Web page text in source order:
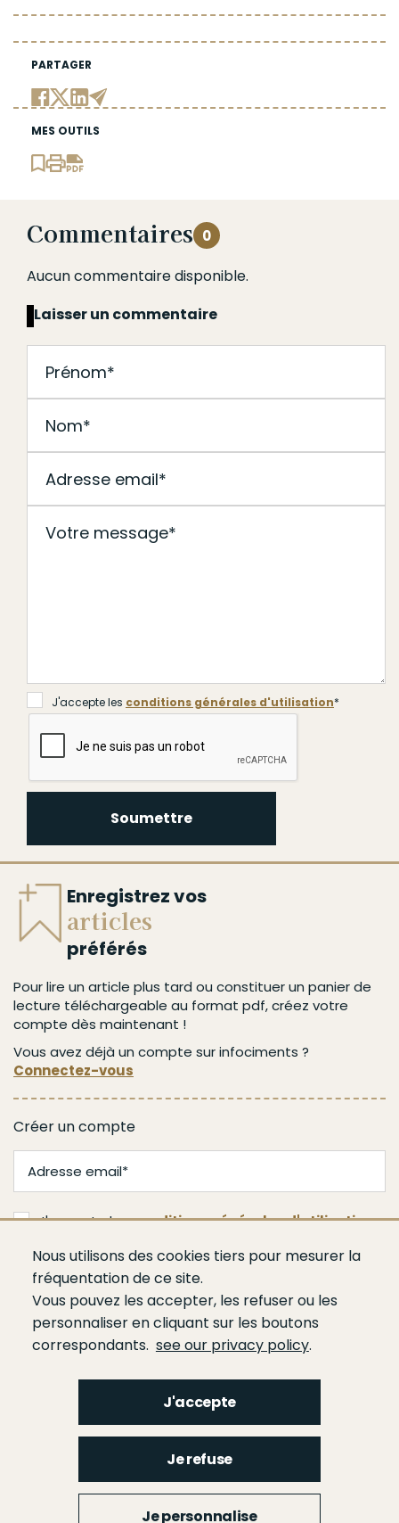
Nous utilisons des cookies tiers pour mesurer la
fréquentation de ce site.
Vous pouvez les accepter, les refuser ou les
personnaliser en cliquant sur les boutons
correspondants. see our privacy policy.
J'accepte
Je refuse
Je personnalise
PARTAGER
MES OUTILS
Commentaires 0
Aucun commentaire disponible.
Laisser un commentaire
J'accepte les conditions générales d'utilisation*
Soumettre
Enregistrez vos
articles
préférés
Pour lire un article plus tard ou constituer un panier de
lecture téléchargeable au format pdf, créez votre
compte dès maintenant !
Vous avez déjà un compte sur infociments ?
Connectez-vous
Créer un compte
J'accepte lesconditions générales d'utilisation
Valider
Footer
Qui sommes-nous ?Espace presseAgendaPublicationsBâtiment
CimentsLiants hydrauliques routiers